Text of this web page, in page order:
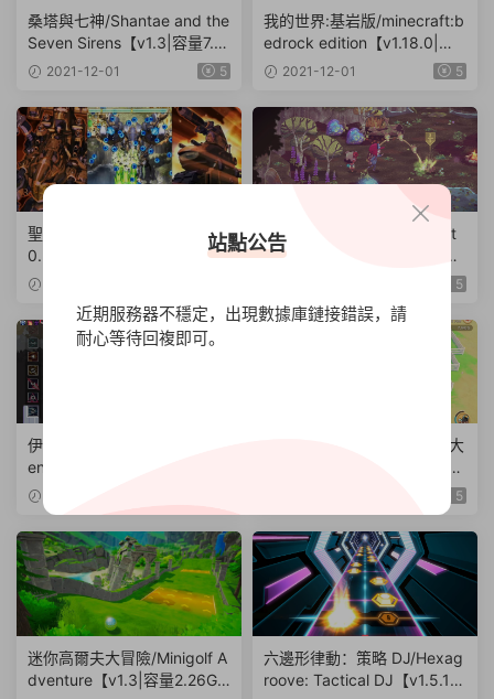
桑塔與七神/Shantae and the
Seven Sirens【v1.3|容量7.4
4GB|中文版|NSP原版+XCI魔
2021-12-01 5
我的世界:基岩版/minecraft:b
edrock edition【v1.18.0|容
量2.24GB|中文版|NSP原版+
2021-12-01 5
聖戰之翼2/Espgaluda II【v1.
0.3|容量1.59GB|中文版|NSP
原版+XCI魔改整合版】
狂野之心/The Wild at Heart
【v1.1.0|容量5.74GB|中文版|
NSP原版+XCI魔改整合版】 5
伊甸之路/One Step From Ed
en【v1.6.2|容量1.69GB|中文
版|NSP原版+XCI魔改整合
版】
牧場物語：橄榄鎮與希望的大
地/STORY OF SEASONS: Pi
oneers of Olive Town【v1.1.
0|整合16DLC|容量7.38GB|
中文版|NSP原版+XCI魔改整
合版】
5
迷你高爾夫大冒險/Minigolf A
dventure【v1.3|容量2.26GB
六邊形律動：策略 DJ/Hexag
roove: Tactical DJ【v1.5.1|
站點公告
近期服務器不穩定，出現數據庫鏈接錯誤，請
耐心等待回複即可。